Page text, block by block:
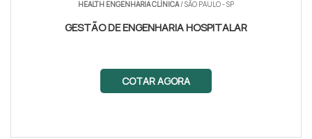
HEALTH ENGENHARIA CLÍNICA/ SÃO PAULO - SP
GESTÃO DE ENGENHARIA HOSPITALAR
COTAR AGORA